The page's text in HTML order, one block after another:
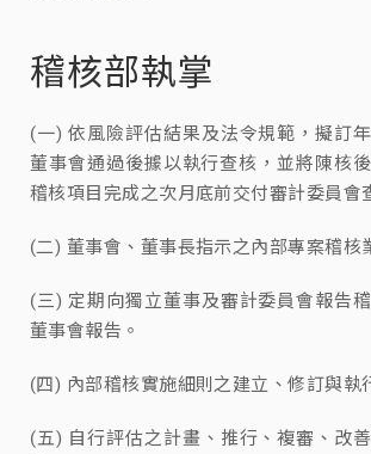
稽核部執掌
(一) 依風險評估結果及法令規範，擬訂
董事會通過後據以執行查核，並將陳核
稽核項目完成之次月底前交付審計委員會
(二) 董事會、董事長指示之內部專案稽核
(三) 定期向獨立董事及審計委員會報告
董事會報告。
(四) 內部稽核實施細則之建立、修訂與執
(五) 自行評估之計畫、推行、複審、改